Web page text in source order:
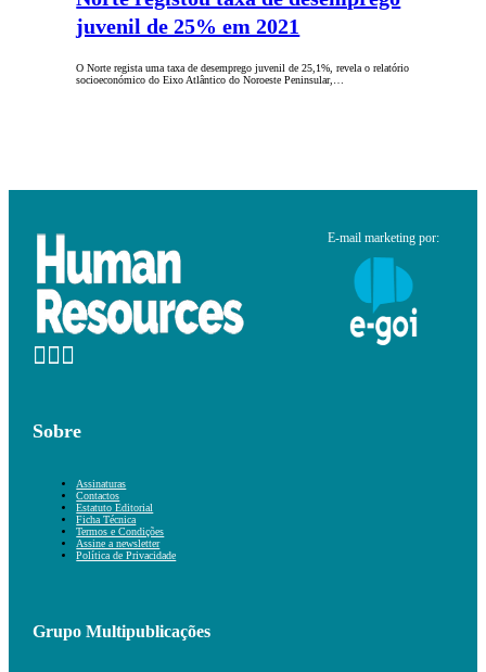
juvenil de 25% em 2021
O Norte regista uma taxa de desemprego juvenil de 25,1%, revela o relatório
socioeconómico do Eixo Atlântico do Noroeste Peninsular,…
E-mail marketing por:
Sobre
Assinaturas
Contactos
Estatuto Editorial
Ficha Técnica
Termos e Condições
Assine a newsletter
Política de Privacidade
Grupo Multipublicações